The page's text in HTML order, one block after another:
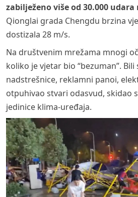
zabilježeno više od 30.000
Qionglai grada Chengdu brzina
dostizala 28 m/s.
Na društvenim mrežama mnogi
koliko je vjetar bio “bezuman”. Bili
nadstrešnice, reklamni panoi,
otpuhivao stvari odasvud, skidao
jedinice klima-uređaja.